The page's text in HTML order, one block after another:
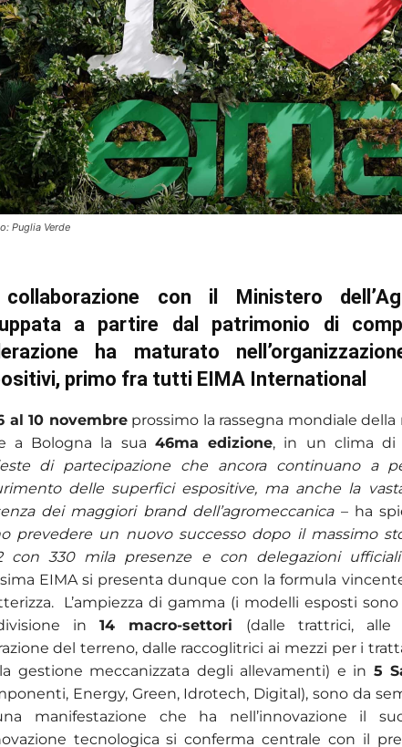
Puglia Verde
collaborazione con il Ministero
a partire dal patrimonio di
ha maturato
primo fra tutti EIMA International
al 10 novembreprossimo la rassegna mondiale della
a Bologna la sua 46ma edizione, in un clima di
di partecipazione che ancora continuano a
delle superfici espositive, ma anche la
dei maggiori brand dell’agromeccanica– ha
prevedere un nuovo successo dopo il massimo
con 330 mila presenze e con delegazioni
EIMA si presenta dunque con la formula
L’ampiezza di gamma (i modelli esposti
in14 macro-settori (dalle trattrici, alle
del terreno, dalle raccoglitrici ai mezzi per i
gestione meccanizzata degli allevamenti) e in 5
Energy, Green, Idrotech, Digital), sono da
manifestazione che ha nell’innovazione il
tecnologica si conferma centrale con il